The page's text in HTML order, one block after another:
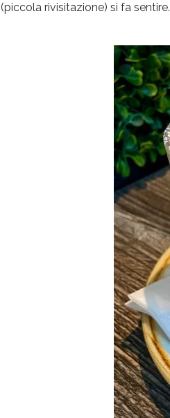
(piccola rivisitazione) si fa sentire.